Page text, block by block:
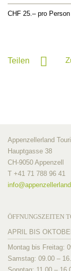
CHF 25.– pro Person
Teilen
Appenzellerland
Hauptgasse 38
CH-9050 Appenzell
T +41 71 788 96 41
info@
ÖFFNUNGSZEITEN
APRIL BIS
Montag bis Freitag:
Samstag: 09.00 –